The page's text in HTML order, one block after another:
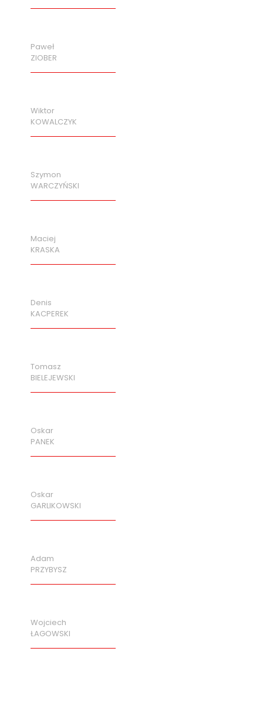
Paweł
ZIOBER
Wiktor
KOWALCZYK
Szymon
WARCZYŃSKI
Maciej
KRASKA
Denis
KACPEREK
Tomasz
BIELEJEWSKI
Oskar
PANEK
Oskar
GARLIKOWSKI
Adam
PRZYBYSZ
Wojciech
ŁAGOWSKI